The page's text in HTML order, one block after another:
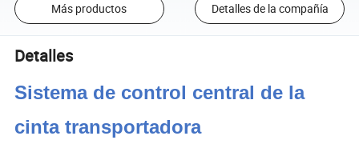
Más productos Detalles de la compañía
Detalles
Sistema de control central de la
cinta transportadora